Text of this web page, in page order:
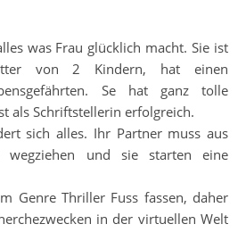
was Frau glücklich macht. Sie ist
von 2 Kindern, hat einen
Se hat ganz tolle
als Schriftstellerin erfolgreich.
sich alles. Ihr Partner muss aus
wegziehen und sie starten eine
Genre Thriller Fuss fassen, daher
in der virtuellen Welt